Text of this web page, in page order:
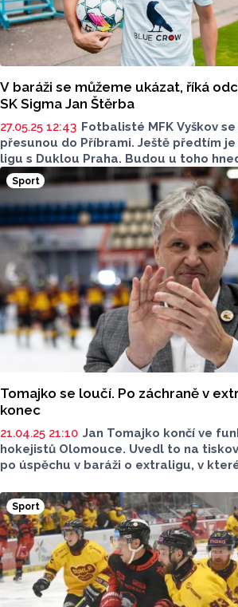
V baráži se můžeme ukázat, říká
SK Sigma Jan Štěrba
27.05.25 12:43 Fotbalisté MFK Vyškov
přesunou do Příbrami. Ještě předtím
ligu s Duklou Praha. Budou u toho
SK Sigma Olomouc – obránce David
Pavel Zifčák a Filip Žák a také stoper
Posledně jmenovaný odehrál v elitní
Karvinou a Brno 56 zápasů, poslední
druhou ligu, takže může sronávat.
a druhou ligou je znatelný. Ale nikde
jak to dopadne,“ říká Štěrba před
Sport
Tomajko se loučí. Po záchraně v
konec
21.04.25 21:10 Jan Tomajko končí ve
hokejistů Olomouce. Uvedl to na
po úspěchu v baráži o extraligu, v
Osmačtyřicetiletý bývalý útočník a
světa koučoval Olomouc od roku
let asistentem. Tomajko opouští také
klubu.
Sport